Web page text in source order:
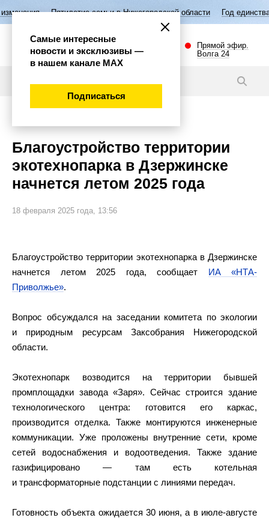
семьи в Нижегородской области Год единства народов
Прямой эфир.
Волга 24
Благоустройство территории
экотехнопарка в Дзержинске
начнется летом 2025 года
18 февраля 2025 года, 13:56
Благоустройство территории экотехнопарка в Дзержинске
начнется летом 2025 года, сообщает ИА «НТА-
Приволжье».
Вопрос обсуждался на заседании комитета по экологии
и природным ресурсам Заксобрания Нижегородской
области.
Экотехнопарк возводится на территории бывшей
промплощадки завода «Заря». Сейчас строится здание
технологического центра: готовится его каркас,
производится отделка. Также монтируются инженерные
коммуникации. Уже проложены внутренние сети, кроме
сетей водоснабжения и водоотведения. Также здание
газифицировано — там есть котельная
и трансформаторные подстанции с линиями передач.
Готовность объекта ожидается 30 июня, а в июле-августе
Самые интересные
новости и эксклюзивы —
в нашем канале МАХ
Подписаться